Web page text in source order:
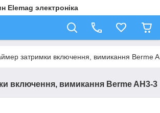
Elemag электроніка
затримки включення, вимикання Berme
включення, вимикання Berme AH3-3